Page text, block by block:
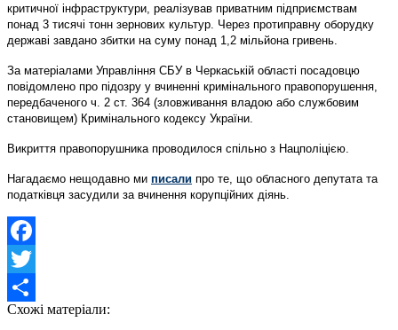
критичної інфраструктури, реалізував приватним підприємствам
понад 3 тисячі тонн зернових культур. Через протиправну оборудку
державі завдано збитки на суму понад 1,2 мільйона гривень.
За матеріалами Управління СБУ в Черкаській області посадовцю
повідомлено про підозру у вчиненні кримінального правопорушення,
передбаченого ч. 2 ст. 364 (зловживання владою або службовим
становищем) Кримінального кодексу України.
Викриття правопорушника проводилося спільно з Нацполіцією.
Нагадаємо нещодавно ми писали про те, що обласного депутата та
податківця засудили за вчинення корупційних діянь.
Facebook
Twitter
Share
Схожі матеріали: